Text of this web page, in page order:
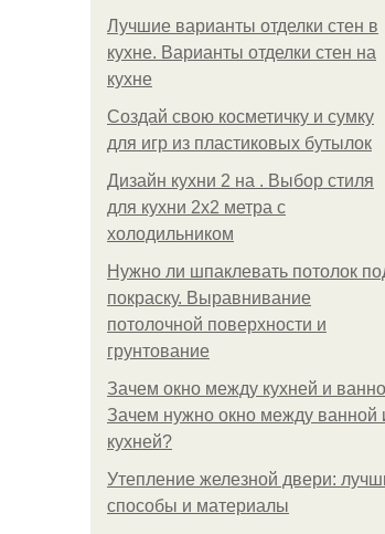
Лучшие варианты отделки стен в
кухне. Варианты отделки стен на
кухне
Создай свою косметичку и сумку
для игр из пластиковых бутылок
Дизайн кухни 2 на . Выбор стиля
для кухни 2х2 метра с
холодильником
Нужно ли шпаклевать потолок
покраску. Выравнивание
потолочной поверхности и
грунтование
Зачем окно между кухней и
Зачем нужно окно между ванной
кухней?
Утепление железной двери:
способы и материалы